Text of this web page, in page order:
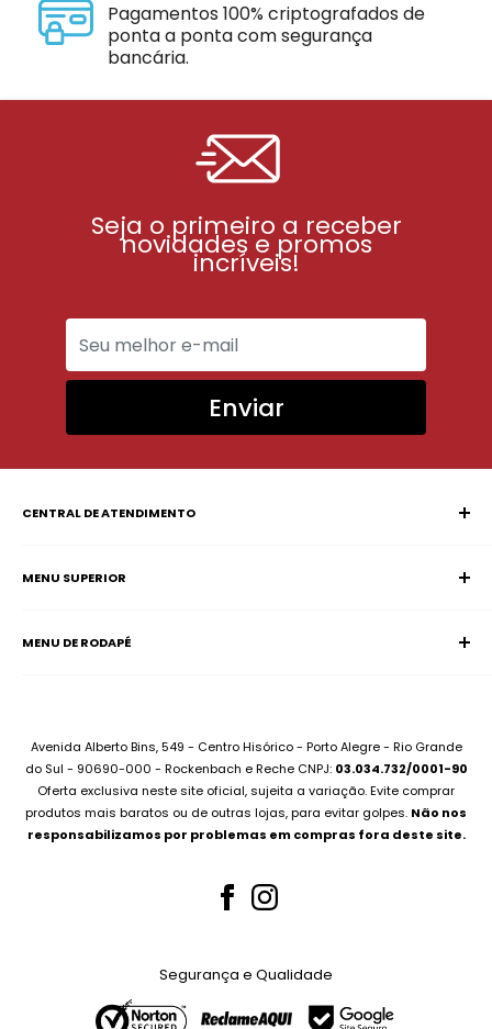
Pagamentos 100% criptografados de
ponta a ponta com segurança
bancária.
Seja o primeiro a receber
novidades e promos
incríveis!
Enviar
CENTRAL DE ATENDIMENTO
SAC (Serviço de Atendimento ao Consumidor)
Whatsapp:(51) 99227-3667
MENU SUPERIOR
Notebooks
Montamos seu PC
Compramos seu Notebook
Bateria Notebook
Fonte Notebook
Whatsapp (51) 99227-3667
MENU DE RODAPÉ
Sobre Assistência Técnica
Para Empresas
Canal no Youtube
Avenida Alberto Bins, 549 - Centro Hisórico - Porto Alegre - Rio Grande
do Sul - 90690-000 - Rockenbach e Reche CNPJ: 03.034.732/0001-90
Oferta exclusiva neste site oficial, sujeita a variação. Evite comprar
produtos mais baratos ou de outras lojas, para evitar golpes. Não nos
responsabilizamos por problemas em compras fora deste site.
Segurança e Qualidade